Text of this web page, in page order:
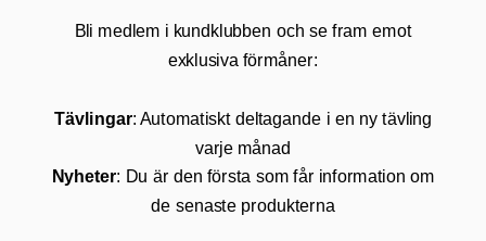
Köpvillkor
Cookies
Bli medlem i kundklubben och se fram emot
exklusiva förmåner:
Tävlingar: Automatiskt deltagande i en ny tävling
varje månad
Nyheter: Du är den första som får information om
de senaste produkterna